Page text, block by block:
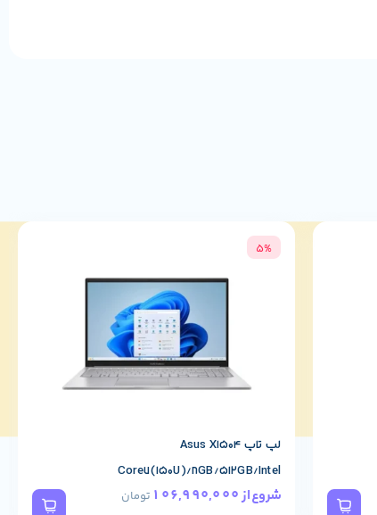
لپ تاپ Asus X1504
Core7(150U)/8GB/512GB/Intel
شروع از106,990,000 تومان
5%